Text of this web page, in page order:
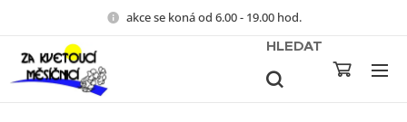
akce se koná od 6.00 - 19.00 hod.
HLEDAT